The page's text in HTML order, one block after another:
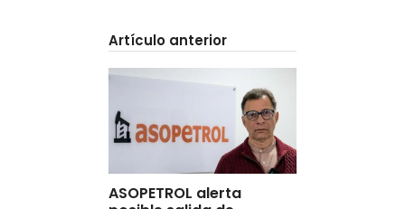
Artículo anterior
ASOPETROL alerta